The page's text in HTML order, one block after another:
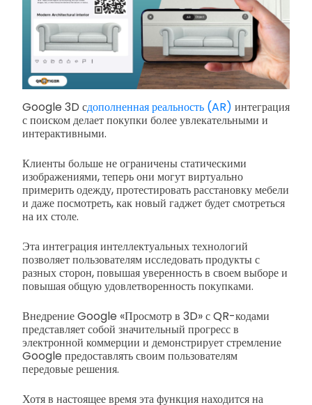
Google 3D сдополненная реальность (AR) интеграция
с поиском делает покупки более увлекательными и
интерактивными.
Клиенты больше не ограничены статическими
изображениями, теперь они могут виртуально
примерить одежду, протестировать расстановку мебели
и даже посмотреть, как новый гаджет будет смотреться
на их столе.
Эта интеграция интеллектуальных технологий
позволяет пользователям исследовать продукты с
разных сторон, повышая уверенность в своем выборе и
повышая общую удовлетворенность покупками.
Внедрение Google «Просмотр в 3D» с QR-кодами
представляет собой значительный прогресс в
электронной коммерции и демонстрирует стремление
Google предоставлять своим пользователям
передовые решения.
Хотя в настоящее время эта функция находится на